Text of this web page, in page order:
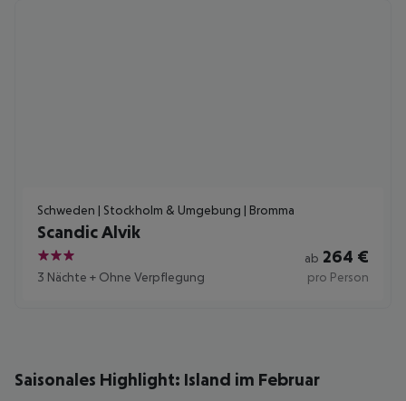
Schweden | Stockholm & Umgebung | Bromma
Scandic Alvik
3
3 Nächte + Ohne Verpflegung
ab 264 €
pro Person
Saisonales Highlight: Island im Februar